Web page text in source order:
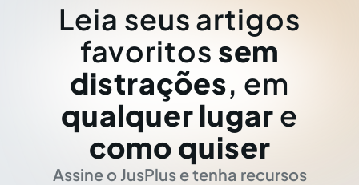
Leia seus artigos
favoritos sem
distrações, em
qualquer lugar e
como quiser
Assine o JusPlus e tenha recursos